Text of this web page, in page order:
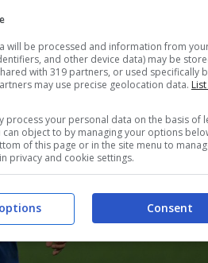
will be processed and information from
and other device data) may be
with 319 partners, or used specifically
may use precise geolocation data.
process your personal data on the basis of
can object to by managing your options
of this page or in the site menu to
privacy and cookie settings.
Consent